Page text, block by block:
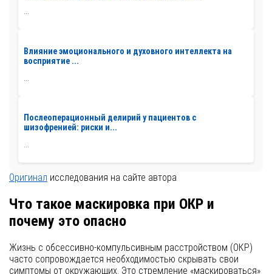
...
Влияние эмоционального и духовного интеллекта на
восприятие ...
Послеоперационный делирий у пациентов с
шизофренией: риски и...
...
Оригинал исследования на сайте автора
Что такое маскировка при ОКР и
почему это опасно
Жизнь с обсессивно-компульсивным расстройством (ОКР)
часто сопровождается необходимостью скрывать свои
симптомы от окружающих. Это стремление «маскироваться»